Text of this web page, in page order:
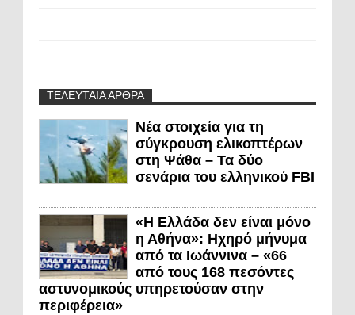
ΤΕΛΕΥΤΑΙΑ ΑΡΘΡΑ
Νέα στοιχεία για τη
σύγκρουση ελικοπτέρων
στη Ψάθα – Τα δύο
σενάρια του ελληνικού FBI
«Η Ελλάδα δεν είναι μόνο
η Αθήνα»: Ηχηρό μήνυμα
από τα Ιωάννινα – «66
από τους 168 πεσόντες
αστυνομικούς υπηρετούσαν στην
περιφέρεια»